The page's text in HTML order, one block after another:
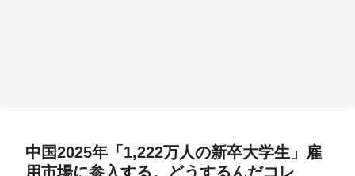
中国2025年「1,222万人の新卒大学生」雇
用市場に参入する。どうするんだコレ